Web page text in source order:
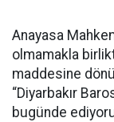
Anayasa
olmamakla
maddesine
“Diyarbakır
bugünde